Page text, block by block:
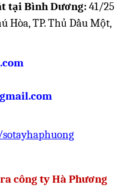
tại Bình Dương:41/25
Hòa, TP. Thủ Dầu Một,
công ty Hà Phương